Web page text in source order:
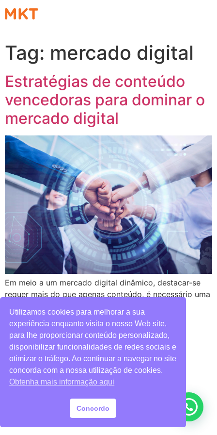
Tag: mercado digital
Estratégias de conteúdo
vencedoras para dominar o
mercado digital
Em meio a um mercado digital dinâmico, destacar-se
requer mais do que apenas conteúdo, é necessário uma
Todos os direitos reservados
Utilizamos cookies para melhorar a sua
experiência enquanto visita o nosso Web site,
para lhe proporcionar conteúdo personalizado,
disponibilizar funcionalidades de redes sociais e
otimizar o tráfego. Ao continuar a navegar no site
concorda com a nossa utilização de cookies.
Obtenha mais informação aqui
Concordo